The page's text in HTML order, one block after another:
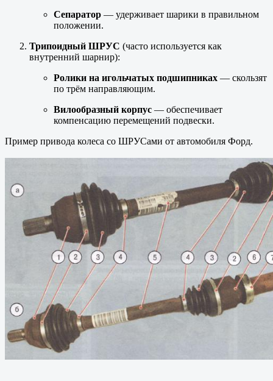
Сепаратор — удерживает шарики в правильном
положении.
Трипоидный ШРУС (часто используется как
внутренний шарнир):
Ролики на игольчатых подшипниках — скользят
по трём направляющим.
Вилообразный корпус — обеспечивает
компенсацию перемещений подвески.
Пример привода колеса со ШРУСами от автомобиля Форд.